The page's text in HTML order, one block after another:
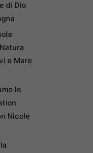
di Dio
e Mare
le
Nicole